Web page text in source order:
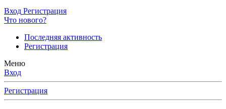
Вход Регистрация
Что нового?
Последняя активность
Регистрация
Меню
Вход
Регистрация